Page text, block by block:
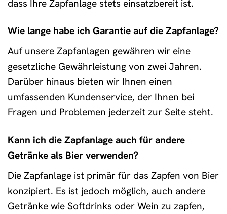
dass Ihre Zapfanlage stets einsatzbereit ist.
Wie lange habe ich Garantie auf die Zapfanlage?
Auf unsere Zapfanlagen gewähren wir eine
gesetzliche Gewährleistung von zwei Jahren.
Darüber hinaus bieten wir Ihnen einen
umfassenden Kundenservice, der Ihnen bei
Fragen und Problemen jederzeit zur Seite steht.
Kann ich die Zapfanlage auch für andere
Getränke als Bier verwenden?
Die Zapfanlage ist primär für das Zapfen von Bier
konzipiert. Es ist jedoch möglich, auch andere
Getränke wie Softdrinks oder Wein zu zapfen,